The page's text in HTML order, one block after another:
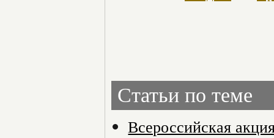
Статьи по теме
Всероссийская